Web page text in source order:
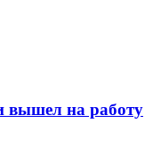
вышел на работу